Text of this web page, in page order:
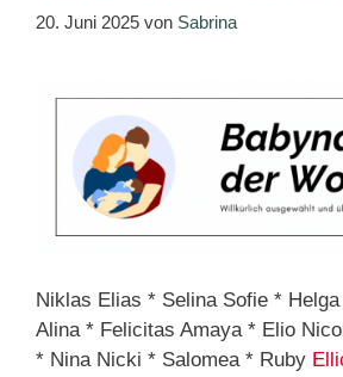
20. Juni 2025 von Sabrina
Niklas Elias * Selina Sofie *
Alina * Felicitas Amaya * Elio
* Nina Nicki * Salomea * Ruby